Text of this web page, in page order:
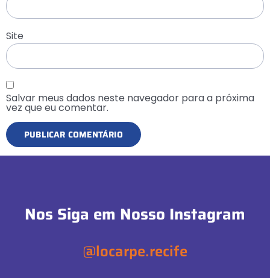
Site
Salvar meus dados neste navegador para a próxima
vez que eu comentar.
Nos Siga em Nosso Instagram
@locarpe.recife